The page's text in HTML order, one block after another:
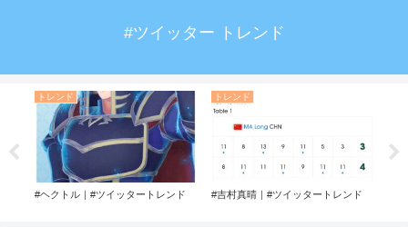
#ツイッター トレンド
トレンド
#ヘクトル｜#ツイッタートレンド
トレンド
#吉村真晴｜#ツイッタートレンド